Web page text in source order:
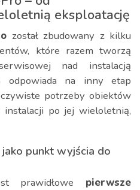
eksploatację
został zbudowany z kilku
które razem tworzą
nad instalacją
odpowiada na inny etap
potrzeby obiektów
po jej wieloletnią,
punkt wyjścia do
prawidłowe pierwsze